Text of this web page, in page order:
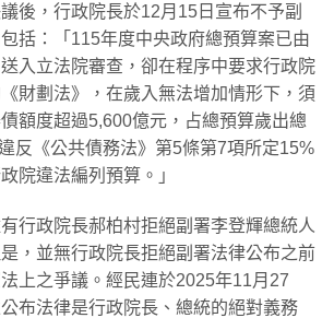
後，行政院長於12月15日宣布不予副
括：「115年度中央政府總預算案已由
入立法院審查，卻在程序中要求行政院
財劃法》，在歲入無法增加情形下，須
額度超過5,600億元，占總預算歲出總
反《公共債務法》第5條第7項所定15%
院違法編列預算。」
行政院長郝柏村拒絕副署李登輝總統人
，並無行政院長拒絕副署法律公布之前
上之爭議。經民連於2025年11月27
布法律是行政院長、總統的絕對義務